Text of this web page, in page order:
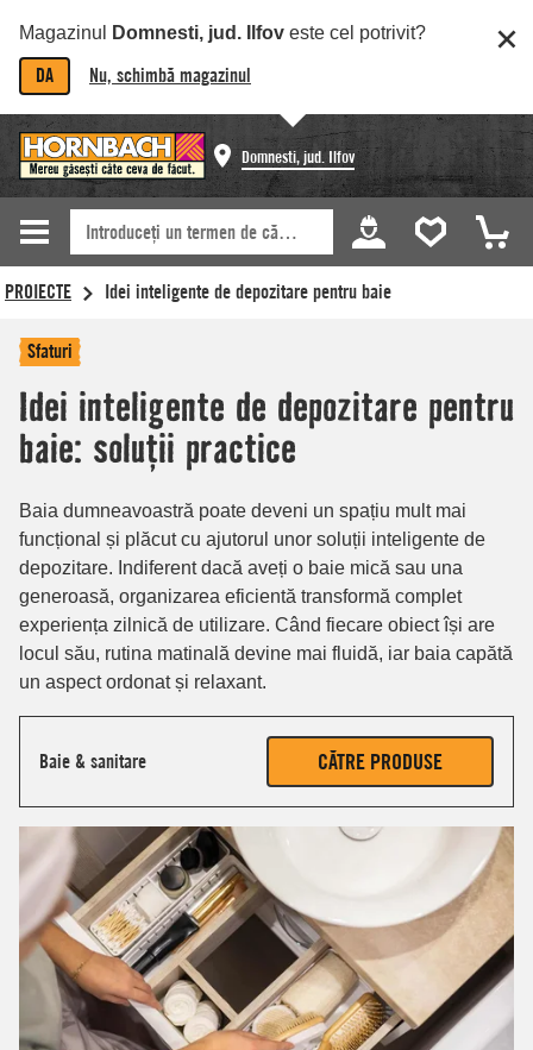
Magazinul Domnesti, jud. Ilfov este cel potrivit?
DA Nu, schimbă magazinul
Domnesti, jud. Ilfov